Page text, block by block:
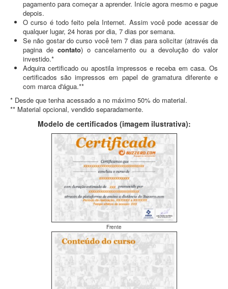
pagamento para começar a aprender. Inicie agora mesmo e pague
depois.
O curso é todo feito pela Internet. Assim você pode acessar de
qualquer lugar, 24 horas por dia, 7 dias por semana.
Se não gostar do curso você tem 7 dias para solicitar (através da
pagina de contato) o cancelamento ou a devolução do valor
investido.*
Adquira certificado ou apostila impressos e receba em casa. Os
certificados são impressos em papel de gramatura diferente e
com marca d'água.**
* Desde que tenha acessado a no máximo 50% do material.
** Material opcional, vendido separadamente.
Modelo de certificados (imagem ilustrativa):
Frente